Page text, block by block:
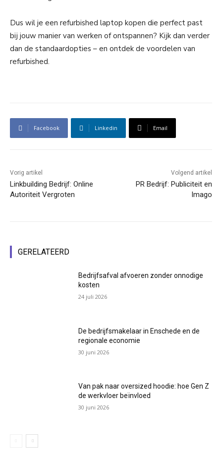
Dus wil je een refurbished laptop kopen die perfect past
bij jouw manier van werken of ontspannen? Kijk dan verder
dan de standaardopties – en ontdek de voordelen van
refurbished.
Facebook Linkedin Email
Vorig artikel
Linkbuilding Bedrijf: Online
Autoriteit Vergroten
Volgend artikel
PR Bedrijf: Publiciteit en
Imago
GERELATEERD
Bedrijfsafval afvoeren zonder onnodige
kosten
24 juli 2026
De bedrijfsmakelaar in Enschede en de
regionale economie
30 juni 2026
Van pak naar oversized hoodie: hoe Gen Z
de werkvloer beïnvloed
30 juni 2026